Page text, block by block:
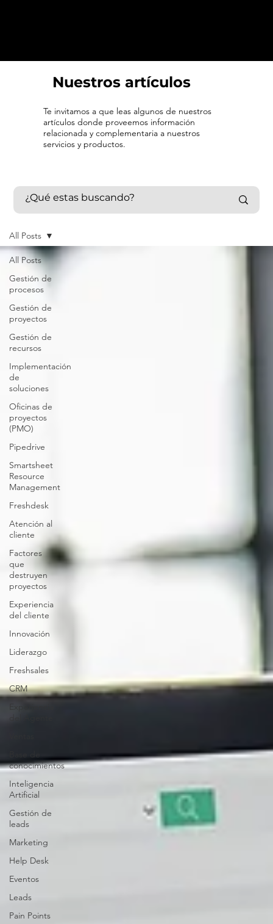
Nuestros artículos
Te invitamos a que leas algunos de nuestros
artículos donde proveemos información
relacionada y complementaria a nuestros
servicios y productos.
All Posts
Gestión de
procesos
Gestión de
proyectos
Gestión de
recursos
Implementación
de
soluciones
Oficinas de
proyectos
(PMO)
Pipedrive
Smartsheet
Resource
Management
Freshdesk
Atención al
cliente
Factores
que
destruyen
proyectos
Experiencia
del cliente
Innovación
Liderazgo
Freshsales
CRM
conocimientos
Inteligencia
Artificial
Gestión de
leads
Marketing
Help Desk
Eventos
Leads
Pain Points
All Posts